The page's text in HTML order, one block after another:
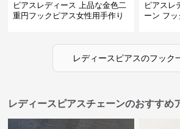
ピアスレディース 上品な金色二
重円フックピアス女性用手作り
ピアスレ
ーン フ
レディースピアスのフック
レディースピアスチェーンのおすすめ